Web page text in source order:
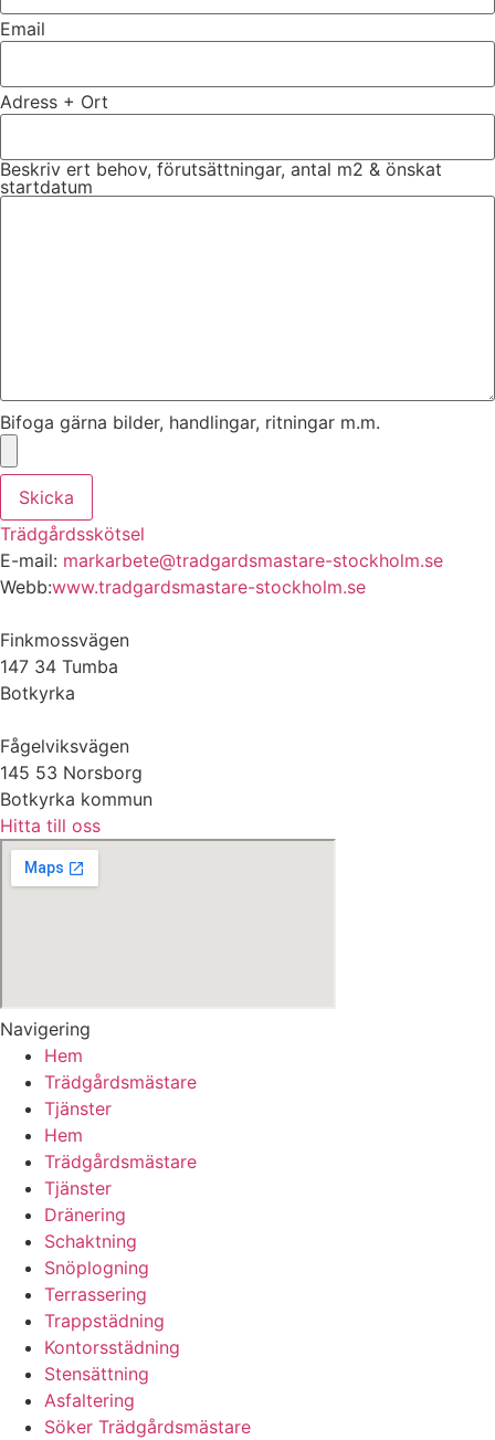
Email
Adress + Ort
Beskriv ert behov, förutsättningar, antal m2 & önskat
startdatum
Bifoga gärna bilder, handlingar, ritningar m.m.
Skicka
Trädgårdsskötsel
E-mail: markarbete@tradgardsmastare-stockholm.se
Webb:www.tradgardsmastare-stockholm.se
Finkmossvägen
147 34 Tumba
Botkyrka
Fågelviksvägen
145 53 Norsborg
Botkyrka kommun
Hitta till oss
Navigering
Hem
Trädgårdsmästare
Tjänster
Hem
Trädgårdsmästare
Tjänster
Dränering
Schaktning
Snöplogning
Terrassering
Trappstädning
Kontorsstädning
Stensättning
Asfaltering
Söker Trädgårdsmästare